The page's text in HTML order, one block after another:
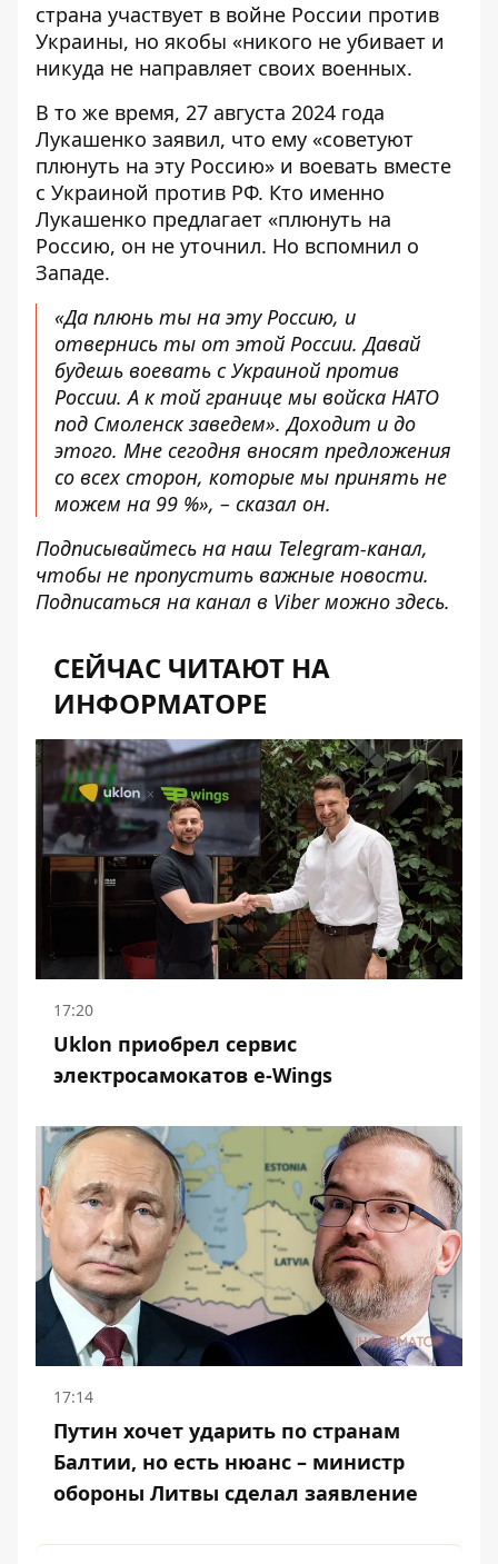
страна участвует в войне России против
Украины, но якобы «никого не убивает и
никуда не направляет своих военных.
В то же время, 27 августа 2024 года
Лукашенко заявил, что ему «советуют
плюнуть на эту Россию» и воевать вместе
с Украиной против РФ. Кто именно
Лукашенко предлагает «плюнуть на
Россию, он не уточнил. Но вспомнил о
Западе.
«Да плюнь ты на эту Россию, и
отвернись ты от этой России. Давай
будешь воевать с Украиной против
России. А к той границе мы войска НАТО
под Смоленск заведем». Доходит и до
этого. Мне сегодня вносят предложения
со всех сторон, которые мы принять не
можем на 99 %», – сказал он.
Подписывайтесь на наш Telegram-канал,
чтобы не пропустить важные новости.
Подписаться на канал в Viber можно здесь.
СЕЙЧАС ЧИТАЮТ НА
ИНФОРМАТОРЕ
17:20
Uklon приобрел сервис
электросамокатов e-Wings
17:14
Путин хочет ударить по странам
Балтии, но есть нюанс – министр
обороны Литвы сделал заявление